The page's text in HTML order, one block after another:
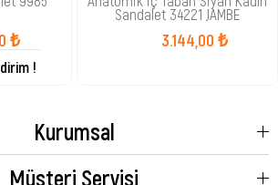
₺
!
Sandalet 34221 JAMBE
3.144,00 ₺
Kurumsal
Müşteri Servisi